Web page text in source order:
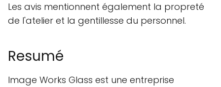
Les avis mentionnent également la propreté
de l'atelier et la gentillesse du personnel.
Resumé
Image Works Glass est une entreprise